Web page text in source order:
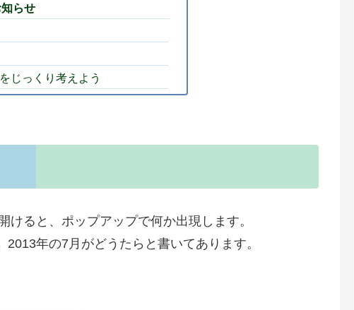
らせ
じっくり考えよう
ると、ポップアップで何か出現します。
年の7月がどうたらと書いてあります。